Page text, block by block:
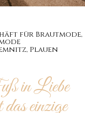
für Brautmode,
Plauen
in Liebe
einzige